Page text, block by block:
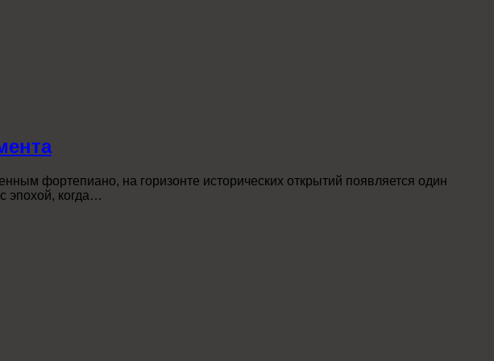
фортепиано, на горизонте исторических открытий появляется один
эпохой, когда…